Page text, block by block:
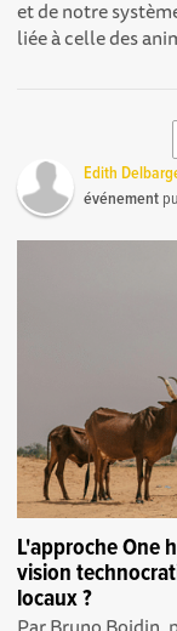
et de notre
liée à celle des
Edith
événement
L'approche One
vision
locaux ?